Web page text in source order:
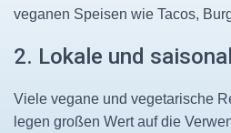
veganen Speisen wie Tacos,
2. Lokale und
Viele vegane und vegetarische
legen großen Wert auf die